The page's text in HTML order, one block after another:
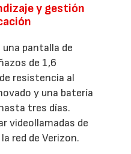
y gestión
pantalla de
de 1,6
resistencia al
y una batería
tres días.
videollamadas de
red de Verizon.